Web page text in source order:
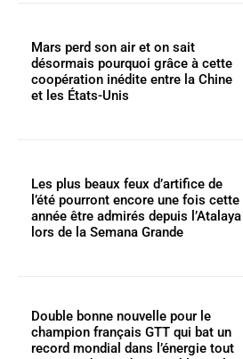
Mars perd son air et on sait
désormais pourquoi grâce à cette
coopération inédite entre la Chine
et les États-Unis
Les plus beaux feux d’artifice de
l’été pourront encore une fois cette
année être admirés depuis l’Atalaya
lors de la Semana Grande
Double bonne nouvelle pour le
champion français GTT qui bat un
record mondial dans l’énergie tout